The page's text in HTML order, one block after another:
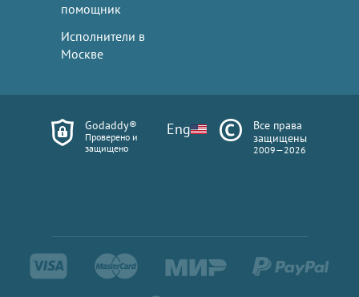
помощник
Исполнители в
Москве
Godaddy®
Проверено и
защищено
Eng
Все права
защищены
2009—2026